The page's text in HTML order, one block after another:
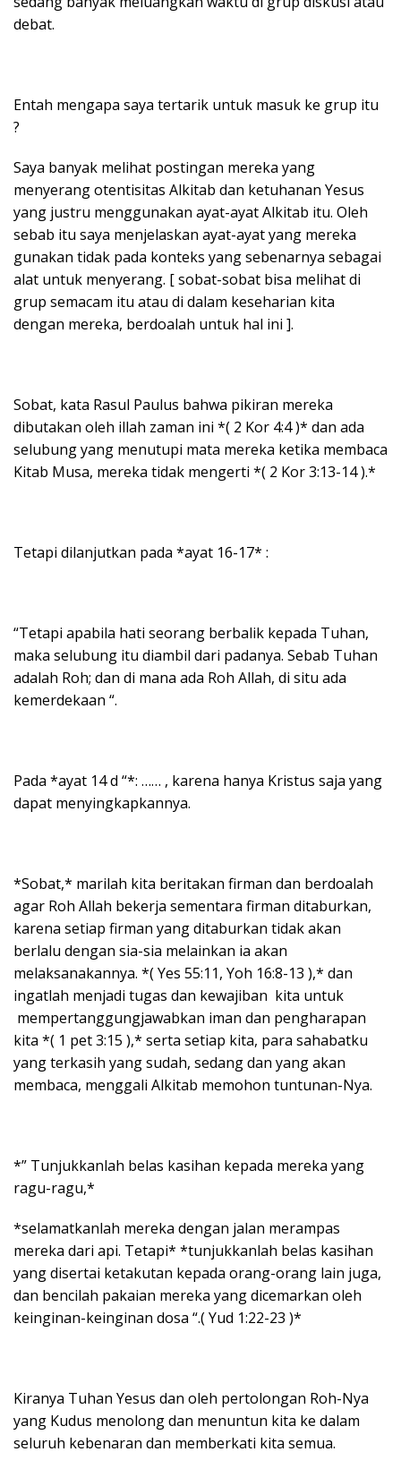
debat.
Entah mengapa saya tertarik untuk masuk ke grup itu
?
Saya banyak melihat postingan mereka yang
menyerang otentisitas Alkitab dan ketuhanan Yesus
yang justru menggunakan ayat-ayat Alkitab itu. Oleh
sebab itu saya menjelaskan ayat-ayat yang mereka
gunakan tidak pada konteks yang sebenarnya sebagai
alat untuk menyerang. [ sobat-sobat bisa melihat di
grup semacam itu atau di dalam keseharian kita
dengan mereka, berdoalah untuk hal ini ].
Sobat, kata Rasul Paulus bahwa pikiran mereka
dibutakan oleh illah zaman ini *( 2 Kor 4:4 )* dan ada
selubung yang menutupi mata mereka ketika membaca
Kitab Musa, mereka tidak mengerti *( 2 Kor 3:13-14 ).*
Tetapi dilanjutkan pada *ayat 16-17* :
“Tetapi apabila hati seorang berbalik kepada Tuhan,
maka selubung itu diambil dari padanya. Sebab Tuhan
adalah Roh; dan di mana ada Roh Allah, di situ ada
kemerdekaan “.
Pada *ayat 14 d “*: …… , karena hanya Kristus saja yang
dapat menyingkapkannya.
*Sobat,* marilah kita beritakan firman dan berdoalah
agar Roh Allah bekerja sementara firman ditaburkan,
karena setiap firman yang ditaburkan tidak akan
berlalu dengan sia-sia melainkan ia akan
melaksanakannya. *( Yes 55:11, Yoh 16:8-13 ),* dan
ingatlah menjadi tugas dan kewajiban kita untuk
mempertanggungjawabkan iman dan pengharapan
kita *( 1 pet 3:15 ),* serta setiap kita, para sahabatku
yang terkasih yang sudah, sedang dan yang akan
membaca, menggali Alkitab memohon tuntunan-Nya.
*” Tunjukkanlah belas kasihan kepada mereka yang
ragu-ragu,*
*selamatkanlah mereka dengan jalan merampas
mereka dari api. Tetapi* *tunjukkanlah belas kasihan
yang disertai ketakutan kepada orang-orang lain juga,
dan bencilah pakaian mereka yang dicemarkan oleh
keinginan-keinginan dosa “.( Yud 1:22-23 )*
Kiranya Tuhan Yesus dan oleh pertolongan Roh-Nya
yang Kudus menolong dan menuntun kita ke dalam
seluruh kebenaran dan memberkati kita semua.